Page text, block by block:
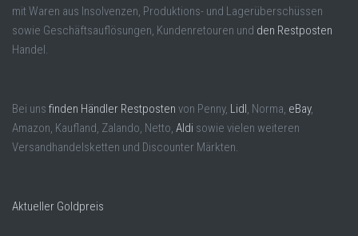
mit Waren aus Insolvenzen, Produktions- und Lagerüberschüssen
sowie Geschäftsauflösungen, Kundenretouren und den Restposten
Handel.
Bei uns finden Händler Restposten von Penny, Lidl, Norma, eBay,
Amazon, Kaufland, Zalando, Netto, Aldi sowie vielen weiteren
Versandhandelsketten und Discounter Märkten.
Aktueller Goldpreis